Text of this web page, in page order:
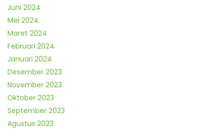
Juni 2024
Mei 2024
Maret 2024
Februari 2024
Januari 2024
Desember 2023
November 2023
Oktober 2023
September 2023
Agustus 2023